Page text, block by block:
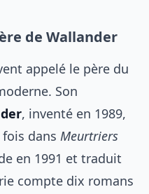
de Wallander
appelé le père du
Son
, inventé en 1989,
dans Meurtriers
en 1991 et traduit
compte dix romans